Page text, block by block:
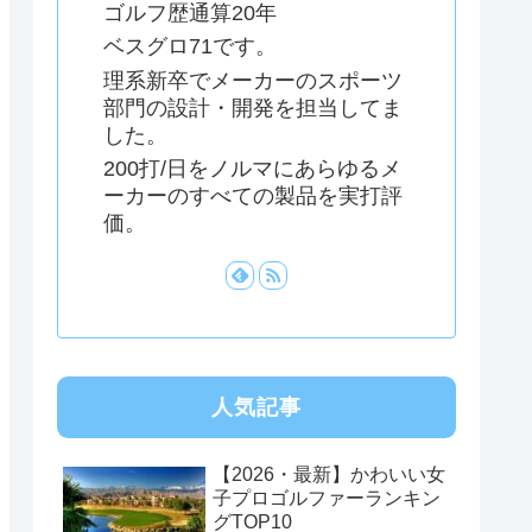
ゴルフ歴通算20年
ベスグロ71です。
理系新卒でメーカーのスポーツ
部門の設計・開発を担当してま
した。
200打/日をノルマにあらゆるメ
ーカーのすべての製品を実打評
価。
人気記事
【2026・最新】かわいい女
子プロゴルファーランキン
グTOP10